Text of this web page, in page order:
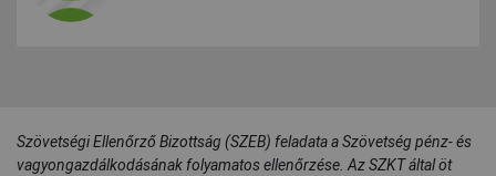
Szövetségi Ellenőrző Bizottság (SZEB) feladata a Szövetség pénz- és
vagyongazdálkodásának folyamatos ellenőrzése. Az SZKT által öt